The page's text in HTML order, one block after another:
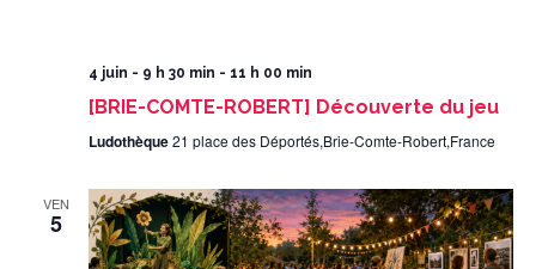
4 juin - 9 h 30 min - 11 h 00 min
[BRIE-COMTE-ROBERT] Découverte du jeu
Ludothèque21 place des Déportés,Brie-Comte-Robert,France
VEN
5